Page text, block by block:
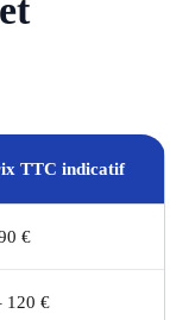
TTC indicatif
€
120 €